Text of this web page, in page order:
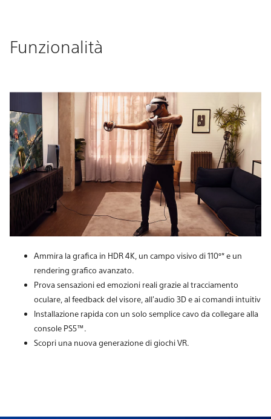
Funzionalità
Ammira la grafica in HDR 4K, un campo visivo di 110º* e un
rendering grafico avanzato.
Prova sensazioni ed emozioni reali grazie al tracciamento
oculare, al feedback del visore, all'audio 3D e ai comandi intuitivi.
Installazione rapida con un solo semplice cavo da collegare alla
console PS5™.
Scopri una nuova generazione di giochi VR.